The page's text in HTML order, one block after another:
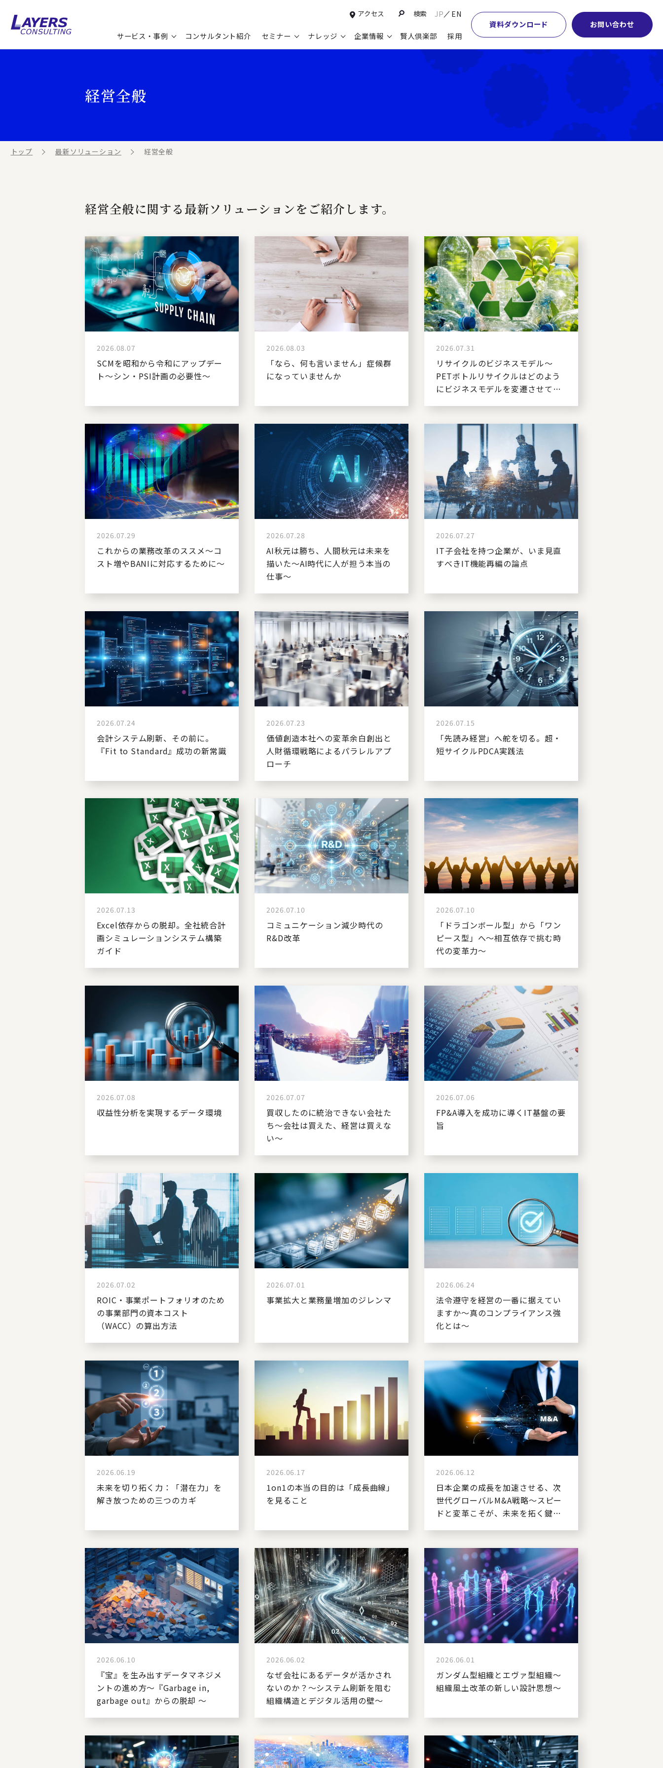
アクセス 検索 JP EN
サービス・事例 コンサルタント紹介 セミナー ナレッジ 企業情報 賢人倶楽部 採用
資料ダウンロード お問い合わせ
コンサルティング事例
本社・間接業務改革
サプライチェーンマネジメント
物流改革
ヒューマンリソースマネジメント
ビジネスプロセスアウトソーシング
コラム
ビジネステーマ解説集
人事
営業・マーケティング
設計・開発・生産・調達
【特集】会計システム刷新
【特集】FP＆Aへの旅
お知らせ
レイヤーズ・コンサルティングの特徴
学術顧問紹介
DE&I推進の取り組み
グループ会社
グローバルネットワーク
パートナーシップ
経営全般
トップ 最新ソリューション 経営全般
経営全般に関する最新ソリューションをご紹介します。
2026.08.07
SCMを昭和から令和にアップデー
ト～シン・PSI計画の必要性～
2026.08.03
「なら、何も言いません」症候群
になっていませんか
2026.07.31
リサイクルのビジネスモデル～
PETボトルリサイクルはどのよう
にビジネスモデルを変遷させてき
2026.07.29
これからの業務改革のススメ～コ
スト増やBANIに対応するために～
2026.07.28
AI秋元は勝ち、人間秋元は未来を
描いた～AI時代に人が担う本当の
仕事～
2026.07.27
IT子会社を持つ企業が、いま見直
すべきIT機能再編の論点
2026.07.24
会計システム刷新、その前に。
『Fit to Standard』成功の新常識
2026.07.23
価値創造本社への変革余白創出と
人財循環戦略によるパラレルアプ
ローチ
2026.07.15
「先読み経営」へ舵を切る。超・
短サイクルPDCA実践法
2026.07.13
Excel依存からの脱却。全社統合計
画シミュレーションシステム構築
ガイド
2026.07.10
コミュニケーション減少時代の
R&D改革
2026.07.10
「ドラゴンボール型」から「ワン
ピース型」へ～相互依存で挑む時
代の変革力～
2026.07.08
収益性分析を実現するデータ環境
2026.07.07
買収したのに統治できない会社た
ち～会社は買えた、経営は買えな
い～
2026.07.06
FP&A導入を成功に導くIT基盤の要
旨
2026.07.02
ROIC・事業ポートフォリオのため
の事業部門の資本コスト
（WACC）の算出方法
2026.07.01
事業拡大と業務量増加のジレンマ
2026.06.24
法令遵守を経営の一番に据えてい
ますか～真のコンプライアンス強
化とは～
2026.06.19
未来を切り拓く力：「潜在力」を
解き放つための三つのカギ
2026.06.17
1on1の本当の目的は「成長曲線」
を見ること
2026.06.12
日本企業の成長を加速させる、次
世代グローバルM&A戦略～スピー
ドと変革こそが、未来を拓く鍵と
2026.06.10
『宝』を生み出すデータマネジメ
ントの進め方～『Garbage in,
garbage out』からの脱却 ～
2026.06.02
なぜ会社にあるデータが活かされ
ないのか？～システム刷新を阻む
組織構造とデジタル活用の壁～
2026.06.01
ガンダム型組織とエヴァ型組織～
組織風土改革の新しい設計思想～